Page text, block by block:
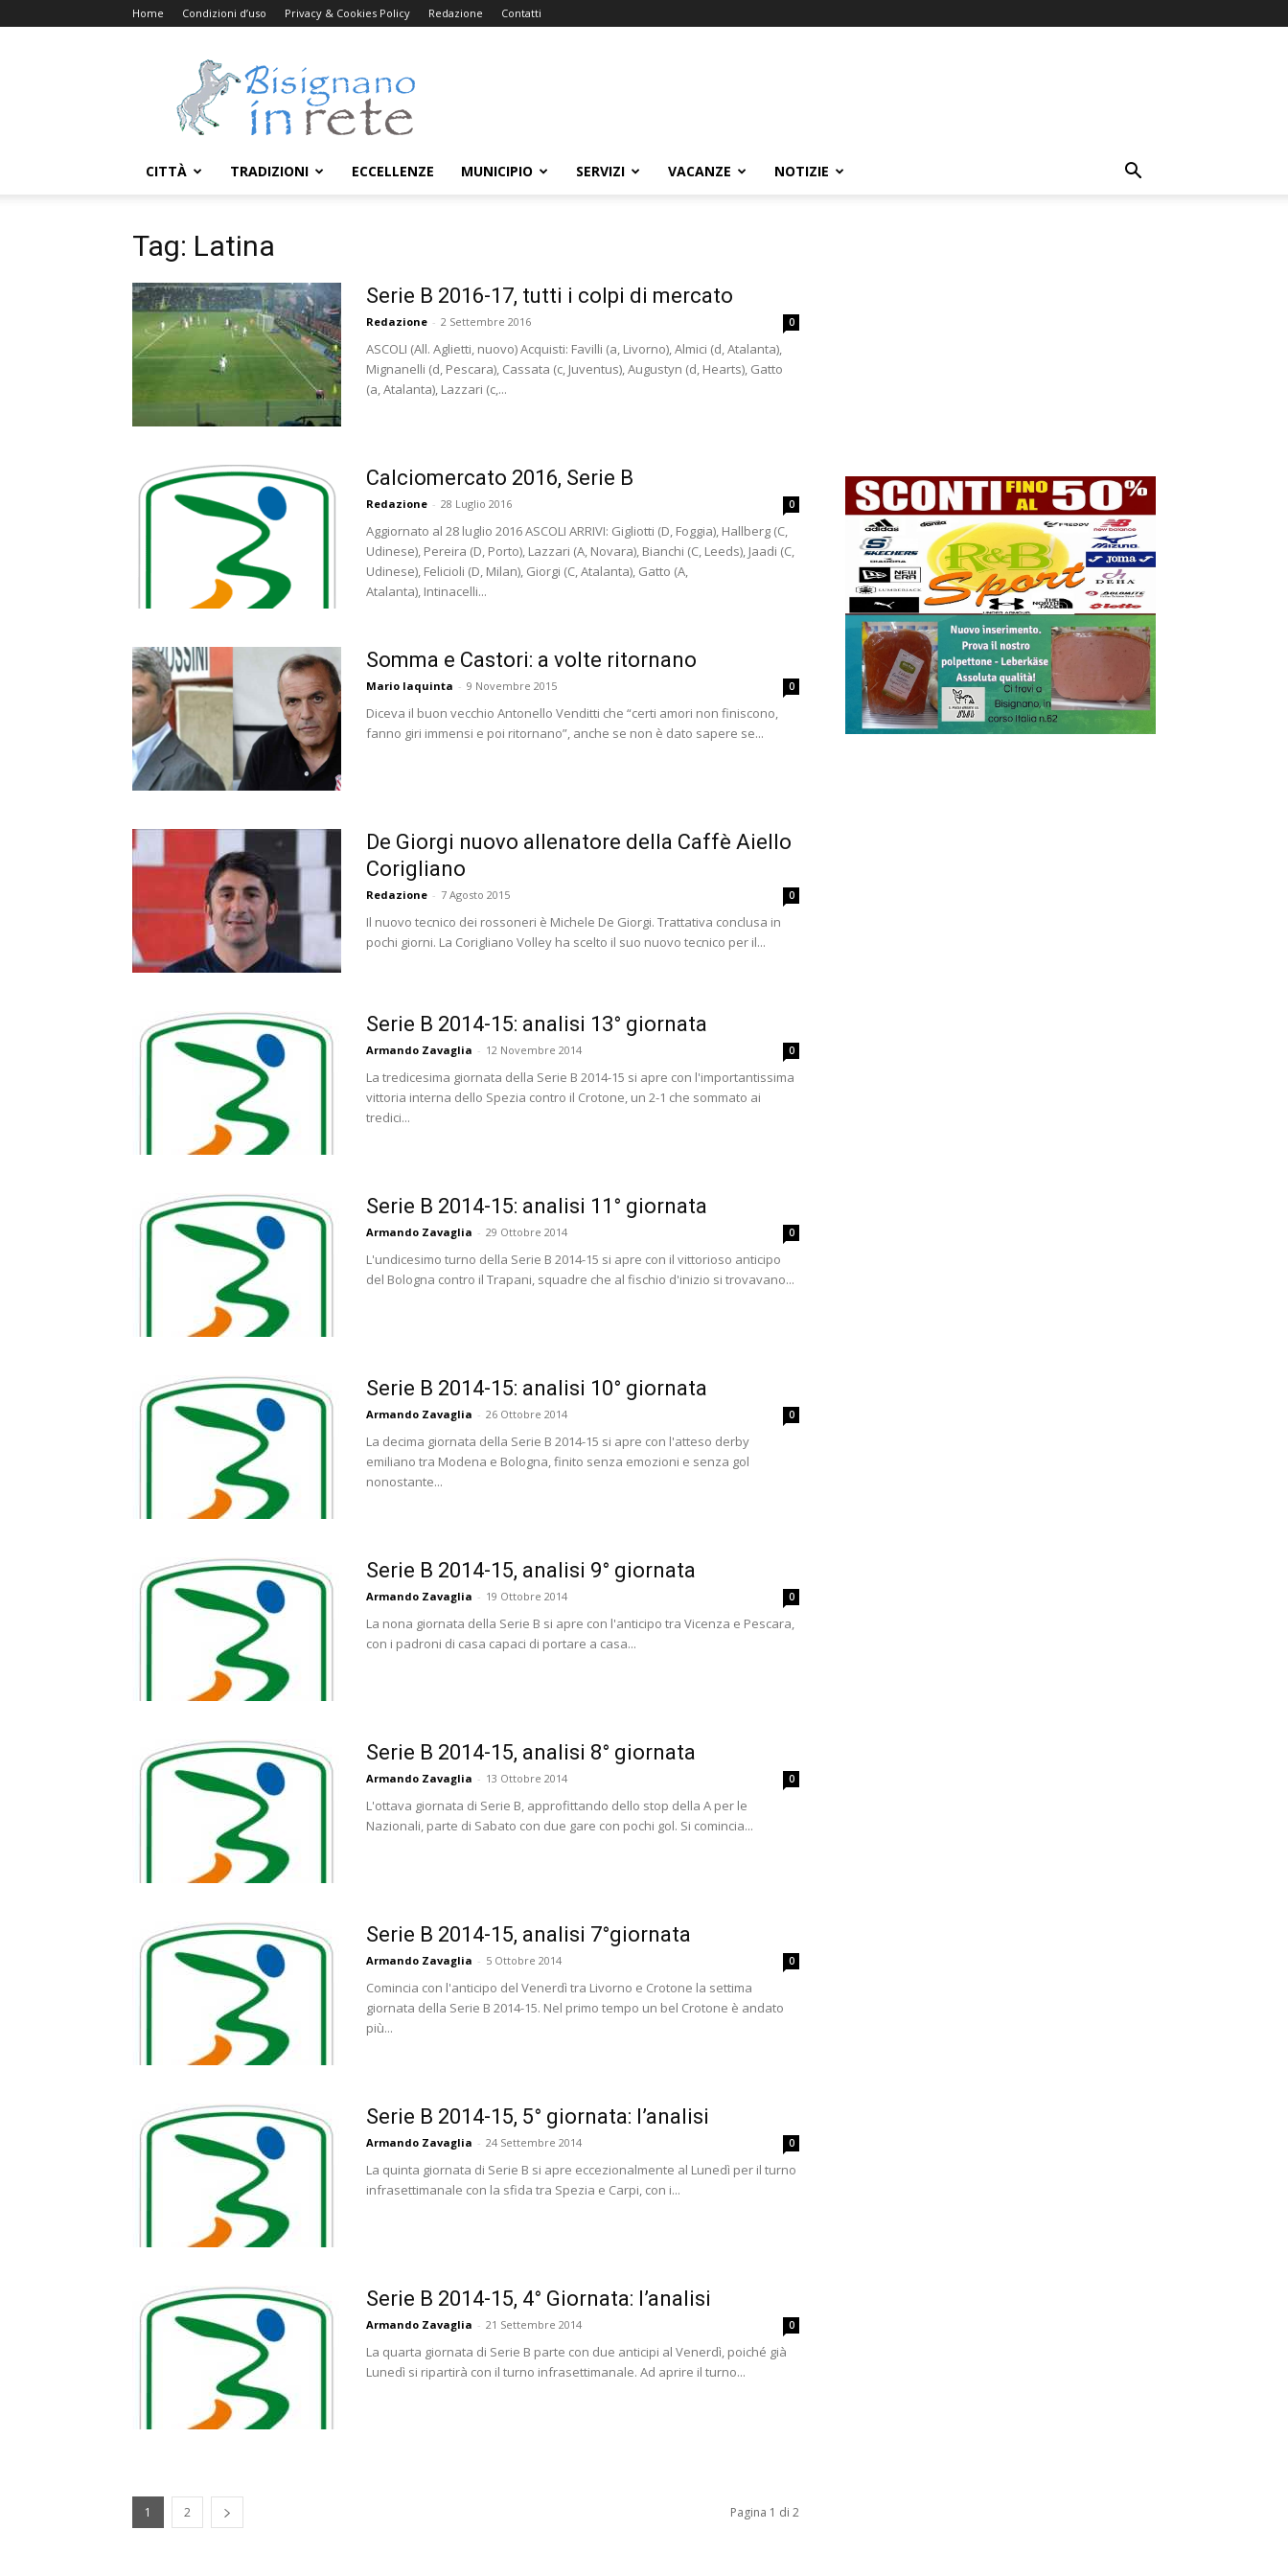
Home Condizioni d’uso Privacy & Cookies Policy Redazione Contatti
Bisignanoinrete.com
CITTÀ TRADIZIONI ECCELLENZE MUNICIPIO SERVIZI VACANZE NOTIZIE
Tag: Latina
Serie B 2016-17, tutti i colpi di mercato
Redazione - 2 Settembre 2016 0
ASCOLI (All. Aglietti, nuovo) Acquisti: Favilli (a, Livorno), Almici (d, Atalanta),
Mignanelli (d, Pescara), Cassata (c, Juventus), Augustyn (d, Hearts), Gatto
(a, Atalanta), Lazzari (c,...
Calciomercato 2016, Serie B
Redazione - 28 Luglio 2016 0
Aggiornato al 28 luglio 2016 ASCOLI ARRIVI: Gigliotti (D, Foggia), Hallberg (C,
Udinese), Pereira (D, Porto), Lazzari (A, Novara), Bianchi (C, Leeds), Jaadi (C,
Udinese), Felicioli (D, Milan), Giorgi (C, Atalanta), Gatto (A,
Atalanta), Intinacelli...
Somma e Castori: a volte ritornano
Mario Iaquinta - 9 Novembre 2015 0
Diceva il buon vecchio Antonello Venditti che “certi amori non finiscono,
fanno giri immensi e poi ritornano”, anche se non è dato sapere se...
De Giorgi nuovo allenatore della Caffè Aiello
Corigliano
Redazione - 7 Agosto 2015 0
Il nuovo tecnico dei rossoneri è Michele De Giorgi. Trattativa conclusa in
pochi giorni. La Corigliano Volley ha scelto il suo nuovo tecnico per il...
Serie B 2014-15: analisi 13° giornata
Armando Zavaglia - 12 Novembre 2014 0
La tredicesima giornata della Serie B 2014-15 si apre con l'importantissima
vittoria interna dello Spezia contro il Crotone, un 2-1 che sommato ai
tredici...
Serie B 2014-15: analisi 11° giornata
Armando Zavaglia - 29 Ottobre 2014 0
L'undicesimo turno della Serie B 2014-15 si apre con il vittorioso anticipo
del Bologna contro il Trapani, squadre che al fischio d'inizio si trovavano...
Serie B 2014-15: analisi 10° giornata
Armando Zavaglia - 26 Ottobre 2014 0
La decima giornata della Serie B 2014-15 si apre con l'atteso derby
emiliano tra Modena e Bologna, finito senza emozioni e senza gol
nonostante...
Serie B 2014-15, analisi 9° giornata
Armando Zavaglia - 19 Ottobre 2014 0
La nona giornata della Serie B si apre con l'anticipo tra Vicenza e Pescara,
con i padroni di casa capaci di portare a casa...
Serie B 2014-15, analisi 8° giornata
Armando Zavaglia - 13 Ottobre 2014 0
L'ottava giornata di Serie B, approfittando dello stop della A per le
Nazionali, parte di Sabato con due gare con pochi gol. Si comincia...
Serie B 2014-15, analisi 7°giornata
Armando Zavaglia - 5 Ottobre 2014 0
Comincia con l'anticipo del Venerdì tra Livorno e Crotone la settima
giornata della Serie B 2014-15. Nel primo tempo un bel Crotone è andato
più...
Serie B 2014-15, 5° giornata: l’analisi
Armando Zavaglia - 24 Settembre 2014 0
La quinta giornata di Serie B si apre eccezionalmente al Lunedì per il turno
infrasettimanale con la sfida tra Spezia e Carpi, con i...
Serie B 2014-15, 4° Giornata: l’analisi
Armando Zavaglia - 21 Settembre 2014 0
La quarta giornata di Serie B parte con due anticipi al Venerdì, poiché già
Lunedì si ripartirà con il turno infrasettimanale. Ad aprire il turno...
1 2 Pagina 1 di 2